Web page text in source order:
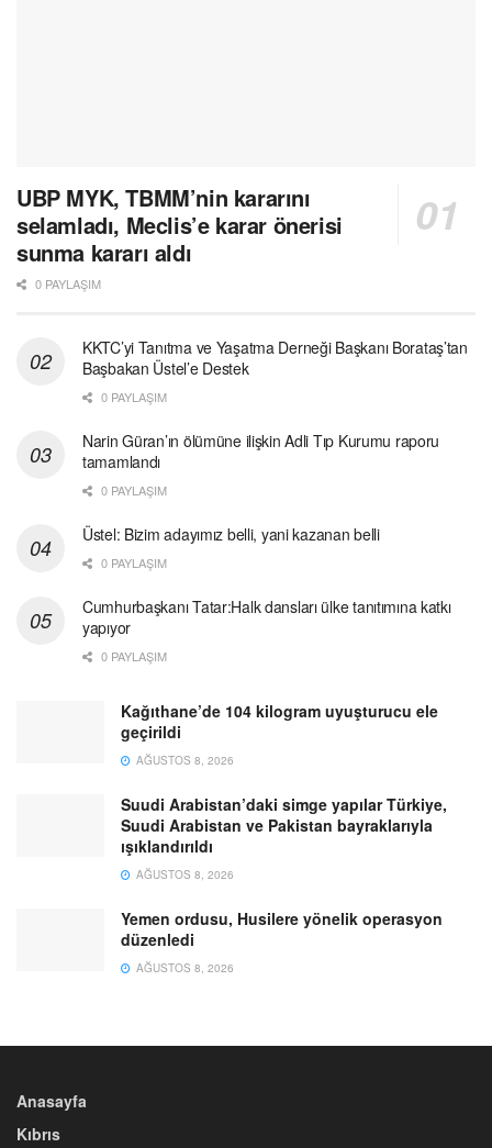
UBP MYK, TBMM’nin kararını
selamladı, Meclis’e karar önerisi
sunma kararı aldı
0 PAYLAŞIM
KKTC’yi Tanıtma ve Yaşatma Derneği Başkanı Borataş’tan
Başbakan Üstel’e Destek
0 PAYLAŞIM
Narin Güran’ın ölümüne ilişkin Adli Tıp Kurumu raporu
tamamlandı
0 PAYLAŞIM
Üstel: Bizim adayımız belli, yani kazanan belli
0 PAYLAŞIM
Cumhurbaşkanı Tatar:Halk dansları ülke tanıtımına katkı
yapıyor
0 PAYLAŞIM
Kağıthane’de 104 kilogram uyuşturucu ele
geçirildi
AĞUSTOS 8, 2026
Suudi Arabistan’daki simge yapılar Türkiye,
Suudi Arabistan ve Pakistan bayraklarıyla
ışıklandırıldı
AĞUSTOS 8, 2026
Yemen ordusu, Husilere yönelik operasyon
düzenledi
AĞUSTOS 8, 2026
Anasayfa
Kıbrıs